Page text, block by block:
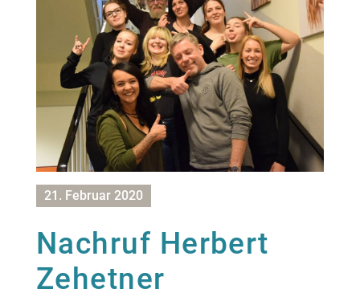
21. Februar 2020
Nachruf Herbert
Zehetner